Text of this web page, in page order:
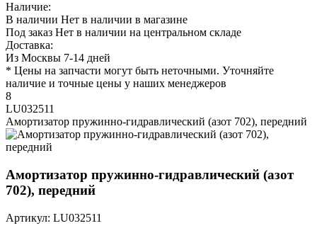
Наличие:
В наличии Нет в наличии в магазине
Под заказ Нет в наличии на центральном складе
Доставка:
Из Москвы 7-14 дней
* Цены на запчасти могут быть неточными. Уточняйте
наличие и точные цены у наших менеджеров
8
LU032511
Амортизатор пружинно-гидравлический (азот 702), передний
Амортизатор пружинно-гидравлический (азот
702), передний
Артикул: LU032511